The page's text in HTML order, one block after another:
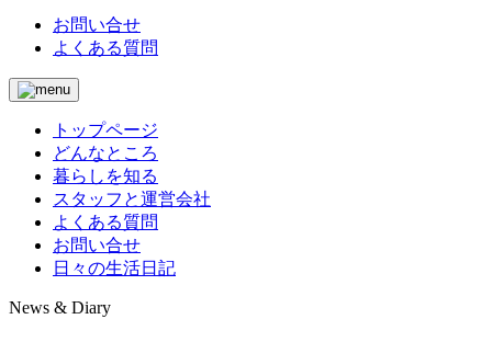
お問い合せ
よくある質問
トップページ
どんなところ
暮らしを知る
スタッフと運営会社
よくある質問
お問い合せ
日々の生活日記
News & Diary